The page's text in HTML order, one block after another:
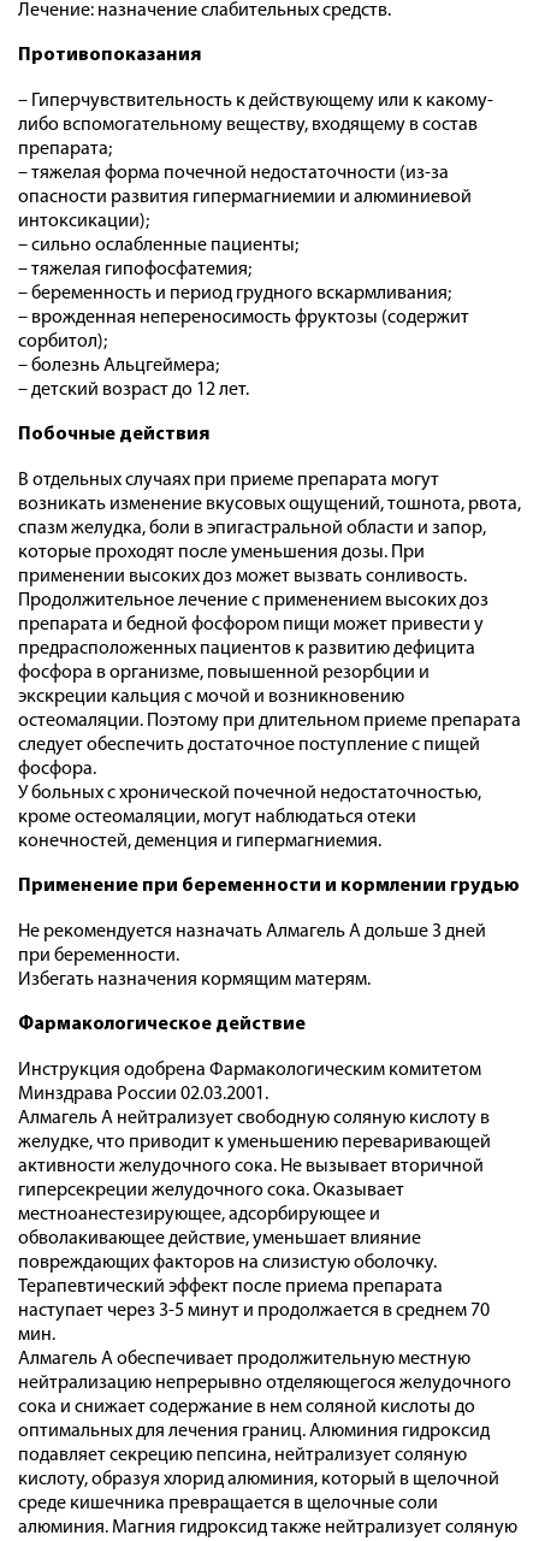
Лечение: назначение слабительных средств.
Противопоказания
– Гиперчувствительность к действующему или к какому-
либо вспомогательному веществу, входящему в состав
препарата;
– тяжелая форма почечной недостаточности (из-за
опасности развития гипермагниемии и алюминиевой
интоксикации);
– сильно ослабленные пациенты;
– тяжелая гипофосфатемия;
– беременность и период грудного вскармливания;
– врожденная непереносимость фруктозы (содержит
сорбитол);
– болезнь Альцгеймера;
– детский возраст до 12 лет.
Побочные действия
В отдельных случаях при приеме препарата могут
возникать изменение вкусовых ощущений, тошнота, рвота,
спазм желудка, боли в эпигастральной области и запор,
которые проходят после уменьшения дозы. При
применении высоких доз может вызвать сонливость.
Продолжительное лечение с применением высоких доз
препарата и бедной фосфором пищи может привести у
предрасположенных пациентов к развитию дефицита
фосфора в организме, повышенной резорбции и
экскреции кальция с мочой и возникновению
остеомаляции. Поэтому при длительном приеме препарата
следует обеспечить достаточное поступление с пищей
фосфора.
У больных с хронической почечной недостаточностью,
кроме остеомаляции, могут наблюдаться отеки
конечностей, деменция и гипермагниемия.
Применение при беременности и кормлении грудью
Не рекомендуется назначать Алмагель А дольше 3 дней
при беременности.
Избегать назначения кормящим матерям.
Фармакологическое действие
Инструкция одобрена Фармакологическим комитетом
Минздрава России 02.03.2001.
Алмагель А нейтрализует свободную соляную кислоту в
желудке, что приводит к уменьшению переваривающей
активности желудочного сока. Не вызывает вторичной
гиперсекреции желудочного сока. Оказывает
местноанестезирующее, адсорбирующее и
обволакивающее действие, уменьшает влияние
повреждающих факторов на слизистую оболочку.
Терапевтический эффект после приема препарата
наступает через 3-5 минут и продолжается в среднем 70
мин.
Алмагель А обеспечивает продолжительную местную
нейтрализацию непрерывно отделяющегося желудочного
сока и снижает содержание в нем соляной кислоты до
оптимальных для лечения границ. Алюминия гидроксид
подавляет секрецию пепсина, нейтрализует соляную
кислоту, образуя хлорид алюминия, который в щелочной
среде кишечника превращается в щелочные соли
алюминия. Магния гидроксид также нейтрализует соляную